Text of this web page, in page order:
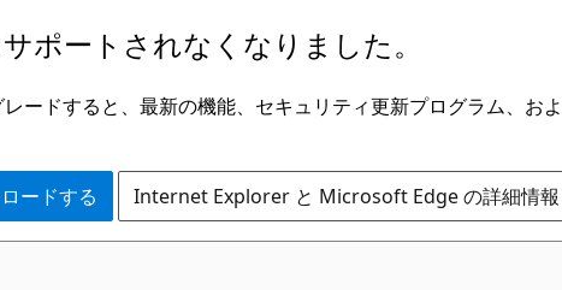
ポートされなくなりました。
ードすると、最新の機能、セキュリティ更新プログラム、お
ードする Internet Explorer と Microsoft Edge の詳細情報